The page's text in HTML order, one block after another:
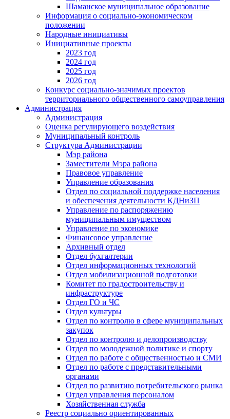
Шаманское муниципальное образование
Информация о социально-экономическом
положении
Народные инициативы
Инициативные проекты
2023 год
2024 год
2025 год
2026 год
Конкурс социально-значимых проектов
территориального общественного самоуправления
Администрация
Администрация
Оценка регулирующего воздействия
Муниципальный контроль
Структура Администрации
Мэр района
Заместители Мэра района
Правовое управление
Управление образования
Отдел по социальной поддержке населения
и обеспечения деятельности КДНиЗП
Управление по распоряжению
муниципальным имуществом
Управление по экономике
Финансовое управление
Архивный отдел
Отдел бухгалтерии
Отдел информационных технологий
Отдел мобилизационной подготовки
Комитет по градостроительству и
инфраструктуре
Отдел ГО и ЧС
Отдел культуры
Отдел по контролю в сфере муниципальных
закупок
Отдел по контролю и делопроизводству
Отдел по молодежной политике и спорту
Отдел по работе с общественностью и СМИ
Отдел по работе с представительными
органами
Отдел по развитию потребительского рынка
Отдел управления персоналом
Хозяйственная служба
Реестр социально ориентированных